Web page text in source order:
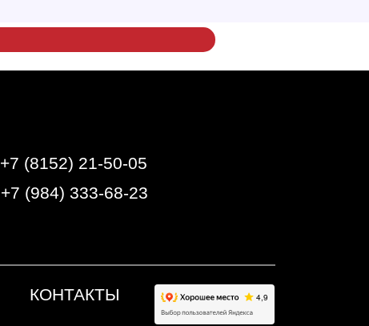
+7 (8152) 21-50-05
‎+7 (984) 333-68-23
КОНТАКТЫ